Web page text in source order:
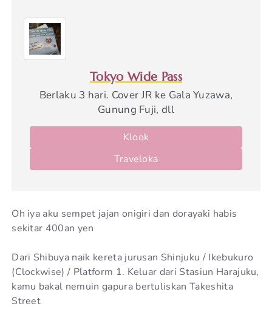
Tokyo Wide Pass
Berlaku 3 hari. Cover JR ke Gala Yuzawa,
Gunung Fuji, dll
Klook
Traveloka
Oh iya aku sempet jajan onigiri dan dorayaki habis
sekitar 400an yen
Dari Shibuya naik kereta jurusan Shinjuku / Ikebukuro
(Clockwise) / Platform 1. Keluar dari Stasiun Harajuku,
kamu bakal nemuin gapura bertuliskan Takeshita
Street